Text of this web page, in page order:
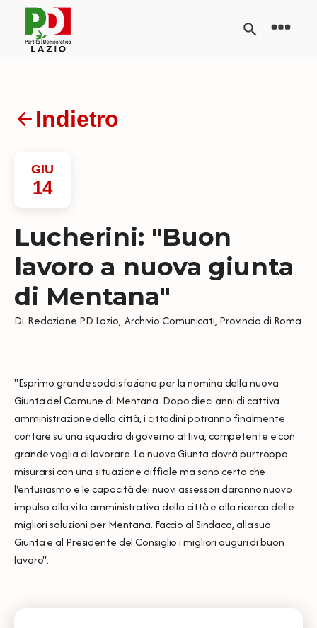
Indietro
GIU
14
Lucherini: "Buon
lavoro a nuova giunta
di Mentana"
Di Redazione PD Lazio, Archivio Comunicati, Provincia di Roma
"Esprimo grande soddisfazione per la nomina della nuova
Giunta del Comune di Mentana. Dopo dieci anni di cattiva
amministrazione della città, i cittadini potranno finalmente
contare su una squadra di governo attiva, competente e con
grande voglia di lavorare. La nuova Giunta dovrà purtroppo
misurarsi con una situazione difficile ma sono certo che
l'entusiasmo e le capacità dei nuovi assessori daranno nuovo
impulso alla vita amministrativa della città e alla ricerca delle
migliori soluzioni per Mentana. Faccio al Sindaco, alla sua
Giunta e al Presidente del Consiglio i migliori auguri di buon
lavoro".